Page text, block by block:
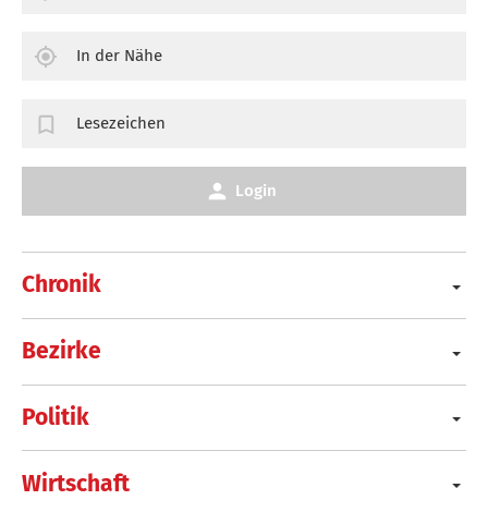
Chronik
Bezirke
Politik
Wirtschaft
In der Nähe
Lesezeichen
Login